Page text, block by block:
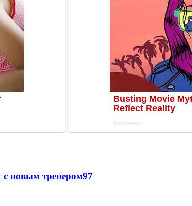
с новым тренером97